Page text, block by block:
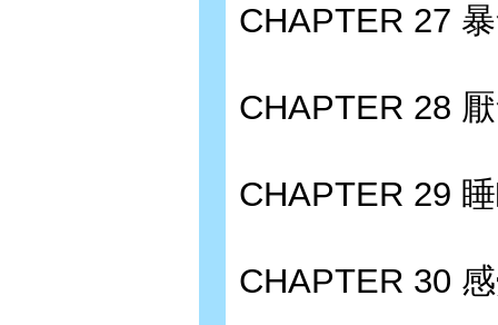
CHAPTER 27
CHAPTER 28
CHAPTER 29
CHAPTER 30